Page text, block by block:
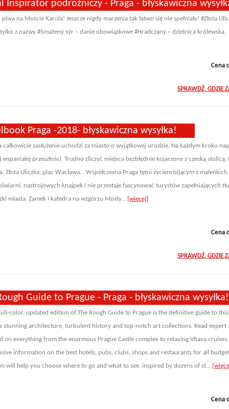
Inspirator podróżniczy - Praga - błyskawiczna
piwa na Moście Karola! Jeszcze nigdy marzenia tak łatwo się nie spełniały! #Złota
z nazwy #Smažený sýr – danie obowiązkowe #Hradczany – dzielnica królewska
Cena
SPRAWDŹ, GDZIE
Praga -2018- błyskawiczna wysyłka!
całkowicie zasłużenie uchodzi za miasto o wyjątkowej urodzie. Na każdym kroku
przeszłości. Trudno zliczyć miejsca bezbłędnie kojarzone z czeską stolicą:
Złota Uliczka, plac Wacława... Współczesna Praga tętni życiem bijącym z
nastrojowych knajpek i nie przestaje fascynować turystów zapełniających
miasta. Zamek i katedra na wzgórzu Mosty... [więcej]
Cena
SPRAWDŹ, GDZIE
Guide to Prague - Praga - błyskawiczna wysyłka!
color, updated edition of The Rough Guide to Prague is the definitive guide to
stunning architecture, turbulent history and top-notch art collections. Read expert
on everything from the enormous Prague Castle complex to relaxing Vltava
information on the best hotels, pubs, clubs, shops and restaurants for all
will help you choose where to go and what to see, inspired by dozens of st...
Cena